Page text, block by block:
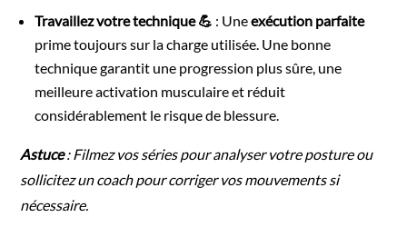
Travaillez votre technique 💪 : Uneexécution parfaite
prime toujours sur la charge utilisée. Une bonne
technique garantit une progression plus sûre, une
meilleure activation musculaire et réduit
considérablement le risque de blessure.
Astuce: Filmez vos séries pour analyser votre posture ou
sollicitez un coach pour corriger vos mouvements si
nécessaire.